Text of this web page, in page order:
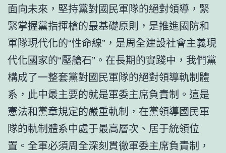
面向未來，堅持黨對國民軍隊的絕對領導，緊
緊掌握黨指揮槍的最基礎原則，是推進國防和
軍隊現代化的“性命線”，是周全建設社會主義現
代化國家的“壓艙石”。在長期的實踐中，我們黨
構成了一整套黨對國民軍隊的絕對領導軌制體
系，此中最主要的就是軍委主席負責制。這是
憲法和黨章規定的嚴重軌制，在黨領導國民軍
隊的軌制體系中處于最高層次、居于統領位
置。全軍必須周全深刻貫徹軍委主席負責制，